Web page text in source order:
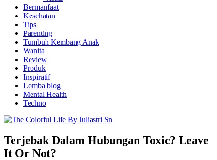
Bermanfaat
Kesehatan
Tips
Parenting
Tumbuh Kembang Anak
Wanita
Review
Produk
Inspiratif
Lomba blog
Mental Health
Techno
Terjebak Dalam Hubungan Toxic? Leave
It Or Not?